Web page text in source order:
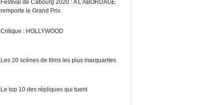
Festival de Cabourg 2020 : A L’ABORDAGE
remporte le Grand Prix
Critique : HOLLYWOOD
Les 20 scènes de films les plus marquantes
Le top 10 des répliques qui tuent